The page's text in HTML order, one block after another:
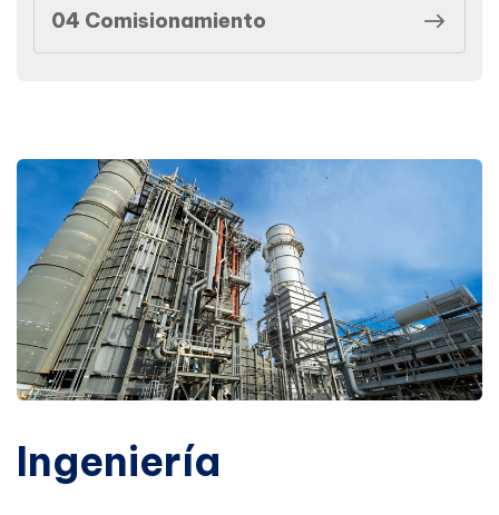
04 Comisionamiento
Ingeniería